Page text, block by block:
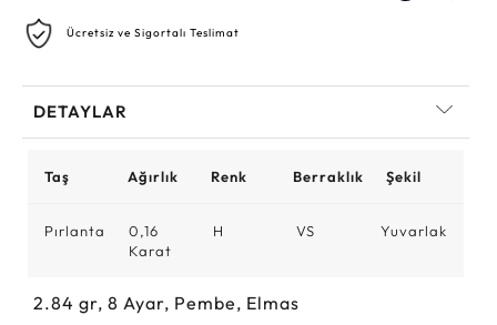
Ücretsiz ve Sigortalı Teslimat
DETAYLAR
Taş Ağırlık Renk Berraklık Şekil
Pırlanta
0,16
Karat
H VS Yuvarlak
2.84 gr, 8 Ayar, Pembe, Elmas